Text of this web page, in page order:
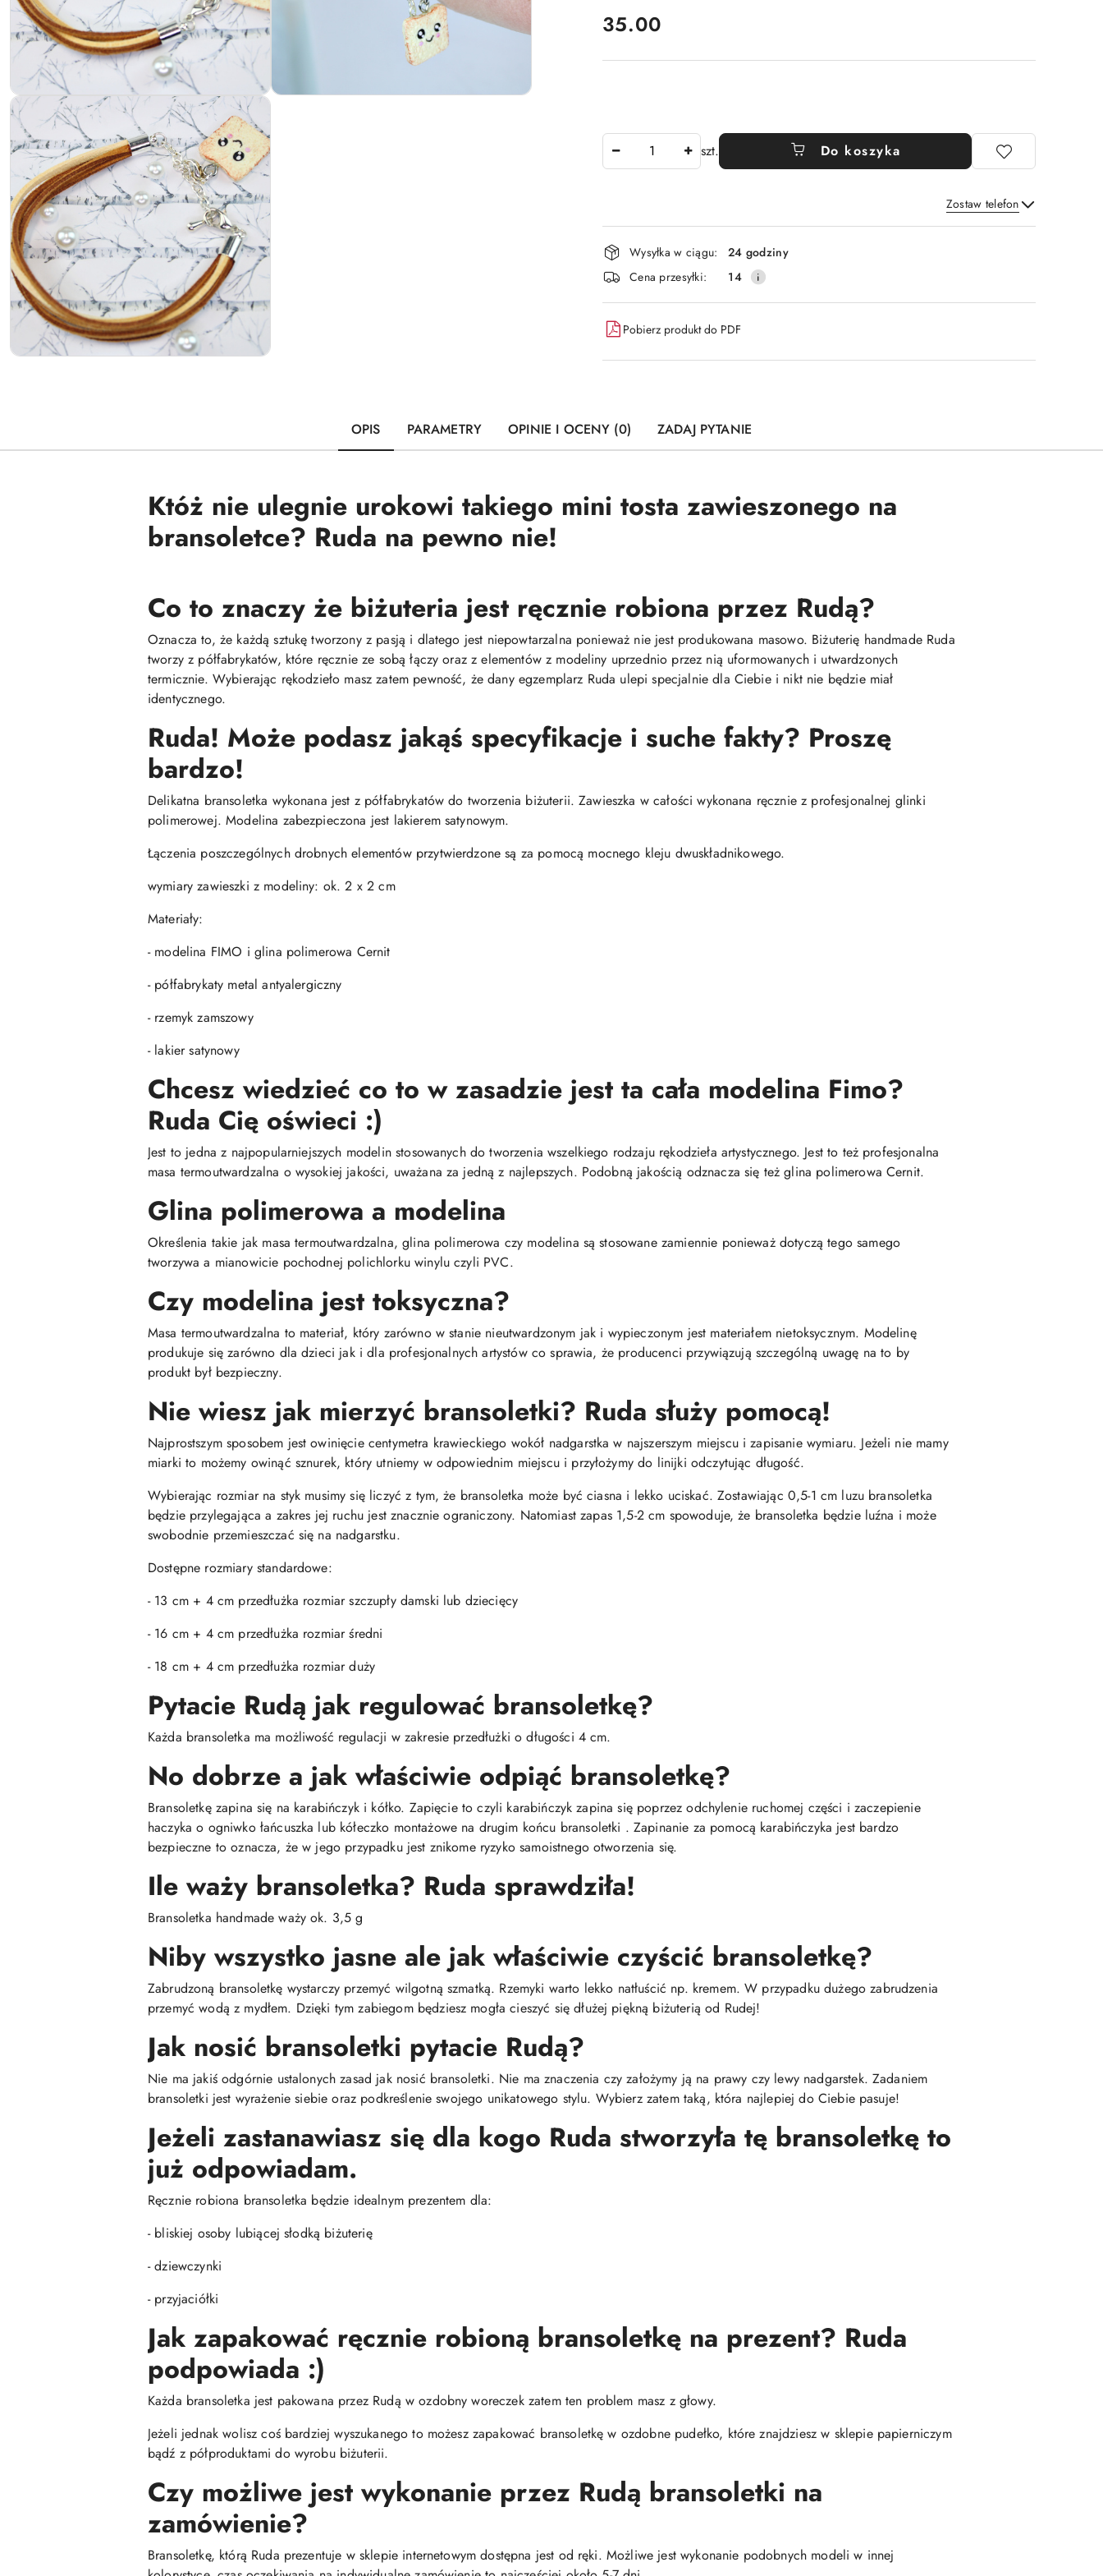
cena:
35.00
szt. Do koszyka
Zostaw telefon
Wyślij
Dostępność
i
dostawa
Wysyłka w ciągu:
24 godziny
Cena przesyłki:
14
Pobierz produkt do PDF
OPIS PARAMETRY OPINIE I OCENY (0) ZADAJ PYTANIE
Któż nie ulegnie urokowi takiego mini tosta zawieszonego na
bransoletce? Ruda na pewno nie!
Co to znaczy że biżuteria jest ręcznie robiona przez Rudą?
Oznacza to, że każdą sztukę tworzony z pasją i dlatego jest niepowtarzalna ponieważ nie jest produkowana masowo. Biżuterię handmade Ruda
tworzy z półfabrykatów, które ręcznie ze sobą łączy oraz z elementów z modeliny uprzednio przez nią uformowanych i utwardzonych
termicznie. Wybierając rękodzieło masz zatem pewność, że dany egzemplarz Ruda ulepi specjalnie dla Ciebie i nikt nie będzie miał
identycznego.
Ruda! Może podasz jakąś specyfikacje i suche fakty? Proszę
bardzo!
Delikatna bransoletka wykonana jest z półfabrykatów do tworzenia biżuterii. Zawieszka w całości wykonana ręcznie z profesjonalnej glinki
polimerowej. Modelina zabezpieczona jest lakierem satynowym.
Łączenia poszczególnych drobnych elementów przytwierdzone są za pomocą mocnego kleju dwuskładnikowego.
wymiary zawieszki z modeliny: ok. 2 x 2 cm
Materiały:
- modelina FIMO i glina polimerowa Cernit
- półfabrykaty metal antyalergiczny
- rzemyk zamszowy
- lakier satynowy
Chcesz wiedzieć co to w zasadzie jest ta cała modelina Fimo?
Ruda Cię oświeci :)
Jest to jedna z najpopularniejszych modelin stosowanych do tworzenia wszelkiego rodzaju rękodzieła artystycznego. Jest to też profesjonalna
masa termoutwardzalna o wysokiej jakości, uważana za jedną z najlepszych. Podobną jakością odznacza się też glina polimerowa Cernit.
Glina polimerowa a modelina
Określenia takie jak masa termoutwardzalna, glina polimerowa czy modelina są stosowane zamiennie ponieważ dotyczą tego samego
tworzywa a mianowicie pochodnej polichlorku winylu czyli PVC.
Czy modelina jest toksyczna?
Masa termoutwardzalna to materiał, który zarówno w stanie nieutwardzonym jak i wypieczonym jest materiałem nietoksycznym. Modelinę
produkuje się zarówno dla dzieci jak i dla profesjonalnych artystów co sprawia, że producenci przywiązują szczególną uwagę na to by
produkt był bezpieczny.
Nie wiesz jak mierzyć bransoletki? Ruda służy pomocą!
Najprostszym sposobem jest owinięcie centymetra krawieckiego wokół nadgarstka w najszerszym miejscu i zapisanie wymiaru. Jeżeli nie mamy
miarki to możemy owinąć sznurek, który utniemy w odpowiednim miejscu i przyłożymy do linijki odczytując długość.
Wybierając rozmiar na styk musimy się liczyć z tym, że bransoletka może być ciasna i lekko uciskać. Zostawiając 0,5-1 cm luzu bransoletka
będzie przylegająca a zakres jej ruchu jest znacznie ograniczony. Natomiast zapas 1,5-2 cm spowoduje, że bransoletka będzie luźna i może
swobodnie przemieszczać się na nadgarstku.
Dostępne rozmiary standardowe:
- 13 cm + 4 cm przedłużka rozmiar szczupły damski lub dziecięcy
- 16 cm + 4 cm przedłużka rozmiar średni
- 18 cm + 4 cm przedłużka rozmiar duży
Pytacie Rudą jak regulować bransoletkę?
Każda bransoletka ma możliwość regulacji w zakresie przedłużki o długości 4 cm.
No dobrze a jak właściwie odpiąć bransoletkę?
Bransoletkę zapina się na karabińczyk i kółko. Zapięcie to czyli karabińczyk zapina się poprzez odchylenie ruchomej części i zaczepienie
haczyka o ogniwko łańcuszka lub kółeczko montażowe na drugim końcu bransoletki . Zapinanie za pomocą karabińczyka jest bardzo
bezpieczne to oznacza, że w jego przypadku jest znikome ryzyko samoistnego otworzenia się.
Ile waży bransoletka? Ruda sprawdziła!
Bransoletka handmade waży ok. 3,5 g
Niby wszystko jasne ale jak właściwie czyścić bransoletkę?
Zabrudzoną bransoletkę wystarczy przemyć wilgotną szmatką. Rzemyki warto lekko natłuścić np. kremem. W przypadku dużego zabrudzenia
przemyć wodą z mydłem. Dzięki tym zabiegom będziesz mogła cieszyć się dłużej piękną biżuterią od Rudej!
Jak nosić bransoletki pytacie Rudą?
Nie ma jakiś odgórnie ustalonych zasad jak nosić bransoletki. Nie ma znaczenia czy założymy ją na prawy czy lewy nadgarstek. Zadaniem
bransoletki jest wyrażenie siebie oraz podkreślenie swojego unikatowego stylu. Wybierz zatem taką, która najlepiej do Ciebie pasuje!
Jeżeli zastanawiasz się dla kogo Ruda stworzyła tę bransoletkę to
już odpowiadam.
Ręcznie robiona bransoletka będzie idealnym prezentem dla:
- bliskiej osoby lubiącej słodką biżuterię
- dziewczynki
- przyjaciółki
Jak zapakować ręcznie robioną bransoletkę na prezent? Ruda
podpowiada :)
Każda bransoletka jest pakowana przez Rudą w ozdobny woreczek zatem ten problem masz z głowy.
Jeżeli jednak wolisz coś bardziej wyszukanego to możesz zapakować bransoletkę w ozdobne pudełko, które znajdziesz w sklepie papierniczym
bądź z półproduktami do wyrobu biżuterii.
Czy możliwe jest wykonanie przez Rudą bransoletki na
zamówienie?
Bransoletkę, którą Ruda prezentuje w sklepie internetowym dostępna jest od ręki. Możliwe jest wykonanie podobnych modeli w innej